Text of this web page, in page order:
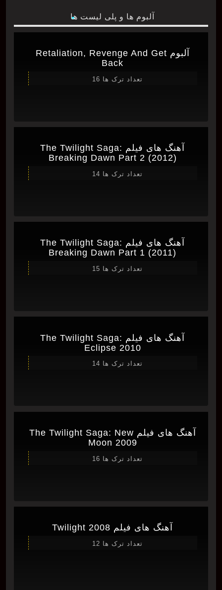
آلبوم ها و پلی لیست ها
آلبوم Retaliation, Revenge And Get
Back
تعداد ترک ها 16
آهنگ های فیلم The Twilight Saga:
Breaking Dawn Part 2 (2012)
تعداد ترک ها 14
آهنگ های فیلم The Twilight Saga:
Breaking Dawn Part 1 (2011)
تعداد ترک ها 15
آهنگ های فیلم The Twilight Saga:
Eclipse 2010
تعداد ترک ها 14
آهنگ های فیلم The Twilight Saga: New
Moon 2009
تعداد ترک ها 16
آهنگ های فیلم Twilight 2008
تعداد ترک ها 12